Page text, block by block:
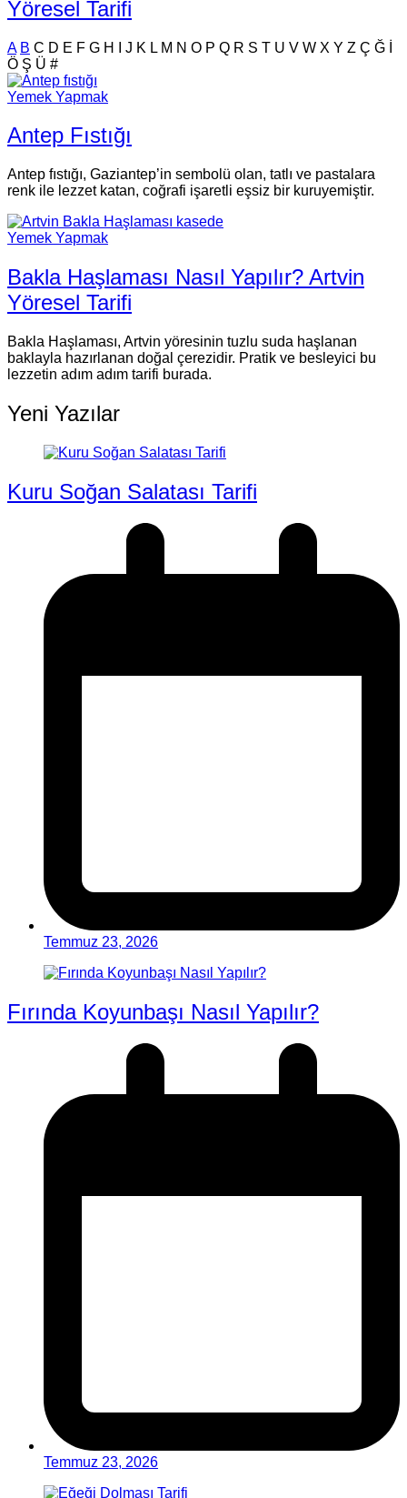
Yöresel Tarifi
A B C D E F G H J K L M N O P Q R S T U V W X Y Z Ç Ğ
Ö Ş Ü #
Yemek Yapmak
Antep Fıstığı
Antep fıstığı, Gaziantep’in sembolü olan, tatlı ve pastalara
renk ile lezzet katan, coğrafi işaretli eşsiz bir kuruyemiştir.
Yemek Yapmak
Bakla Haşlaması Nasıl Yapılır? Artvin
Yöresel Tarifi
Bakla Haşlaması, Artvin yöresinin tuzlu suda haşlanan
baklayla hazırlanan doğal çerezidir. Pratik ve besleyici bu
lezzetin adım adım tarifi burada.
Yeni Yazılar
Kuru Soğan Salatası Tarifi
Temmuz 23, 2026
Fırında Koyunbaşı Nasıl Yapılır?
Temmuz 23, 2026